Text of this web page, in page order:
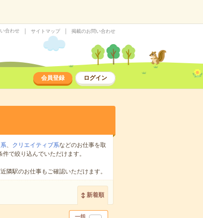
合わせ サイトマップ 掲載のお問い合わせ
会員登録 ログイン
、 クリエイティブ系などのお仕事を取
で絞り込んでいただけます。
隣駅のお仕事もご確認いただけます。
新着順
一括